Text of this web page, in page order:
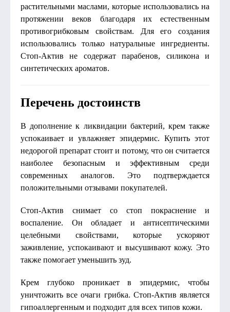
растительными маслами, которые использовались на
протяжении веков благодаря их естественным
противогрибковым свойствам. Для его создания
использовались только натуральные ингредиенты.
Стоп-Актив не содержат парабенов, силикона и
синтетических ароматов.
Перечень достоинств
В дополнение к ликвидации бактерий, крем также
успокаивает и увлажняет эпидермис. Купить этот
недорогой препарат стоит и потому, что он считается
наиболее безопасным и эффективным среди
современных аналогов. Это подтверждается
положительными отзывами покупателей.
Стоп-Актив снимает со стоп покраснение и
воспаление. Он обладает и антисептическими
целебными свойствами, которые ускоряют
заживление, успокаивают и высушивают кожу. Это
также помогает уменьшить зуд.
Крем глубоко проникает в эпидермис, чтобы
уничтожить все очаги грибка. Стоп-Актив является
гипоаллергенным и подходит для всех типов кожи.